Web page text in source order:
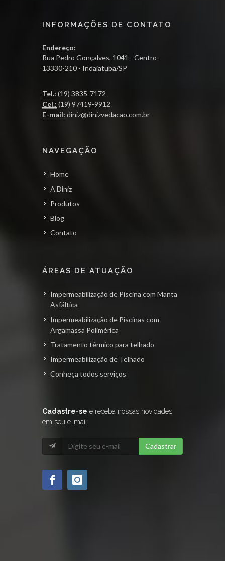
INFORMAÇÕES DE CONTATO
Endereço:
Rua Pedro Gonçalves, 1041 - Centro -
13330-210 - Indaiatuba/SP
Tel.: (19) 3835-7172
Cel.: (19) 97419-9912
E-mail: diniz@dinizvedacao.com.br
NAVEGAÇÃO
Home
A Diniz
Produtos
Blog
Contato
ÁREAS DE ATUAÇÃO
Impermeabilização de Piscina com Manta
Asfáltica
Impermeabilização de Piscinas com
Argamassa Polimérica
Tratamento térmico para telhado
Impermeabilização de Telhado
Conheça todos serviços
Cadastre-se e receba nossas novidades
em seu e-mail:
Cadastrar